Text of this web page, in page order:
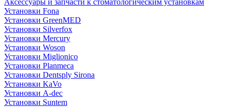
Аксессуары и запчасти к стоматологическим установкам
Установки Fona
Установки GreenMED
Установки Silverfox
Установки Mercury
Установки Woson
Установки Miglionico
Установки Planmeca
Установки Dentsply Sirona
Установки KaVo
Установки A-dec
Установки Suntem